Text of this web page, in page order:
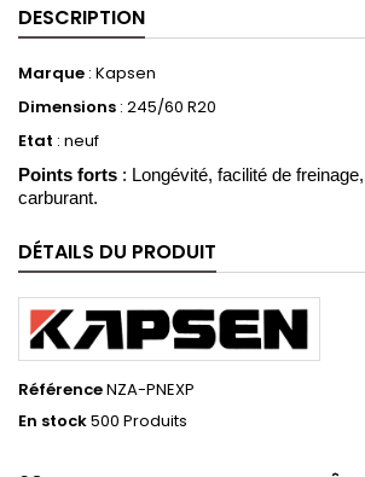
DESCRIPTION
Marque : Kapsen
Dimensions : 245/60 R20
Etat : neuf
Points forts : Longévité, facilité de
carburant.
DÉTAILS DU PRODUIT
RéférenceNZA-PNEXP
En stock500 Produits